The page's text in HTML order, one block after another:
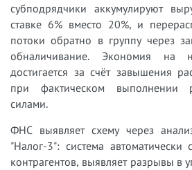
субподрядчики аккумулируют
ставке 6% вместо 20%, и
потоки обратно в группу через
обналичивание. Экономия на
достигается за счёт завышения
при фактическом выполнении
силами.
ФНС выявляет схему через
"Налог-3": система автоматически
контрагентов, выявляет разрывы в